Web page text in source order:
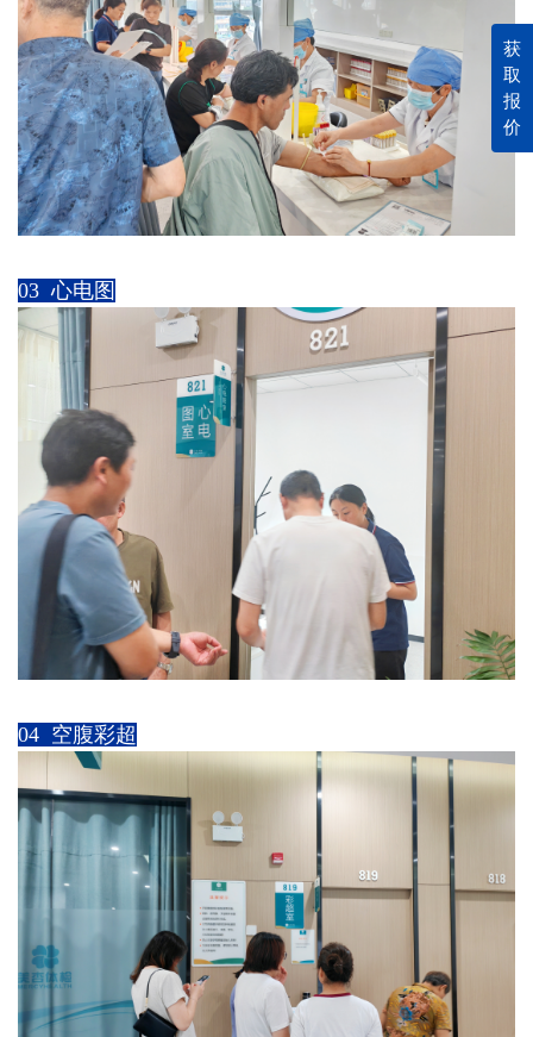
03 心电图
04 空腹彩超
获
取
报
价